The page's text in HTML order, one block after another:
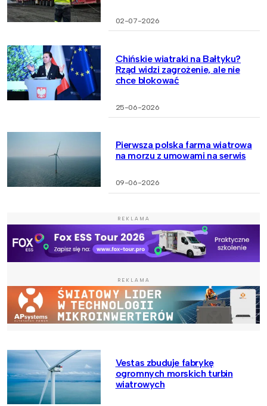
02-07-2026
Chińskie wiatraki na Bałtyku?
Rząd widzi zagrożenie, ale nie
chce blokować
25-06-2026
Pierwsza polska farma wiatrowa
na morzu z umowami na serwis
09-06-2026
REKLAMA
REKLAMA
Vestas zbuduje fabrykę
ogromnych morskich turbin
wiatrowych